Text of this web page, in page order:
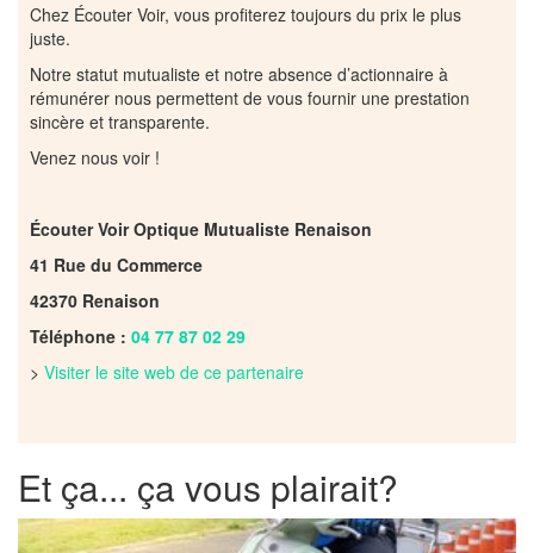
Chez Écouter Voir, vous profiterez toujours du prix le plus
juste.
Notre statut mutualiste et notre absence d’actionnaire à
rémunérer nous permettent de vous fournir une prestation
sincère et transparente.
Venez nous voir !
Écouter Voir Optique Mutualiste Renaison
41 Rue du Commerce
42370 Renaison
Téléphone : 04 77 87 02 29
> Visiter le site web de ce partenaire
Et ça... ça vous plairait?